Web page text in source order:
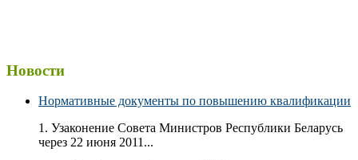
Новости
Нормативные документы по повышению квалификации
1. Узаконение Совета Министров Республики Беларусь
через 22 июня 2011...